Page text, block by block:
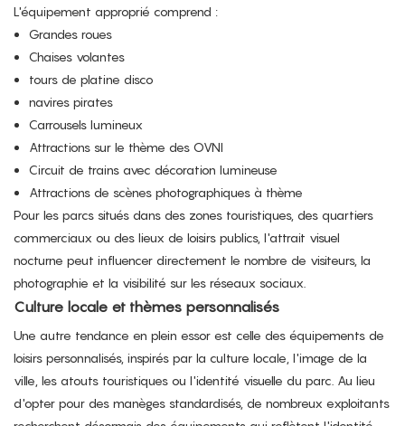
L'équipement approprié comprend :
Grandes roues
Chaises volantes
tours de platine disco
navires pirates
Carrousels lumineux
Attractions sur le thème des OVNI
Circuit de trains avec décoration lumineuse
Attractions de scènes photographiques à thème
Pour les parcs situés dans des zones touristiques, des quartiers
commerciaux ou des lieux de loisirs publics, l'attrait visuel
nocturne peut influencer directement le nombre de visiteurs, la
photographie et la visibilité sur les réseaux sociaux.
Culture locale et thèmes personnalisés
Une autre tendance en plein essor est celle des équipements de
loisirs personnalisés, inspirés par la culture locale, l'image de la
ville, les atouts touristiques ou l'identité visuelle du parc. Au lieu
d'opter pour des manèges standardisés, de nombreux exploitants